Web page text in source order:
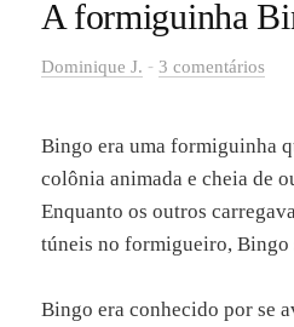
A formiguinha
Dominique J. - 3 comentários
Bingo era uma formiguinha
colônia animada e cheia de
Enquanto os outros
túneis no formigueiro, Bingo
Bingo era conhecido por se